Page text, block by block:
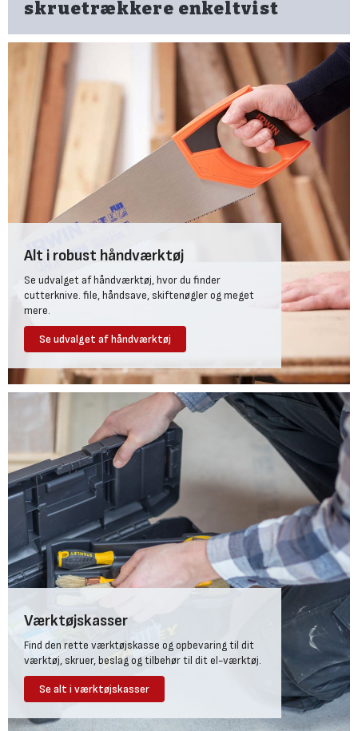
skruetrækkere enkeltvist
Alt i robust håndværktøj
Se udvalget af håndværktøj, hvor du finder
cutterknive. file, håndsave, skiftenøgler og meget
mere.
Se udvalget af håndværktøj
Værktøjskasser
Find den rette værktøjskasse og opbevaring til dit
værktøj, skruer, beslag og tilbehør til dit el-værktøj.
Se alt i værktøjskasser